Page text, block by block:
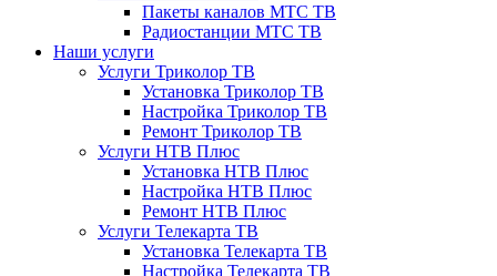
Пакеты каналов МТС ТВ
Радиостанции МТС ТВ
Наши услуги
Услуги Триколор ТВ
Установка Триколор ТВ
Настройка Триколор ТВ
Ремонт Триколор ТВ
Услуги НТВ Плюс
Установка НТВ Плюс
Настройка НТВ Плюс
Ремонт НТВ Плюс
Услуги Телекарта ТВ
Установка Телекарта ТВ
Настройка Телекарта ТВ